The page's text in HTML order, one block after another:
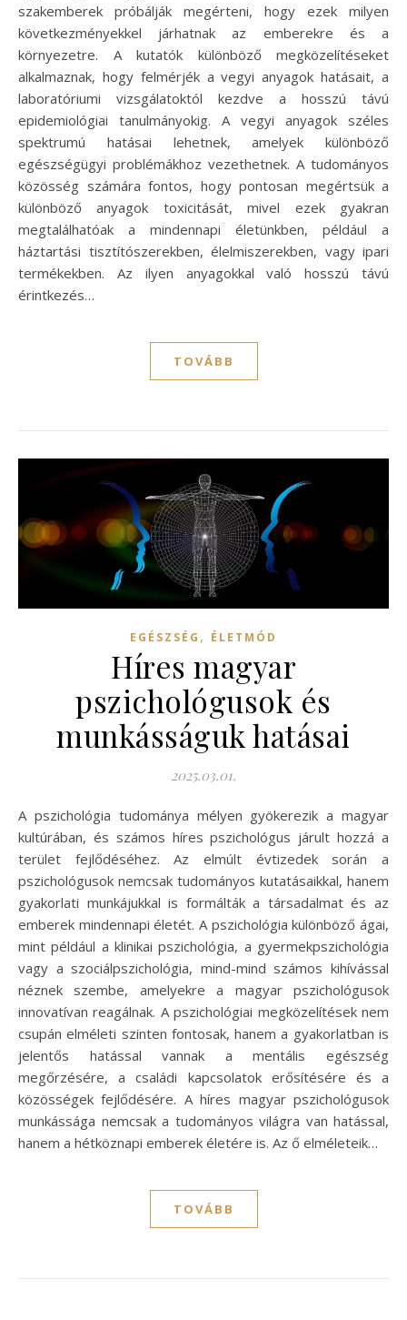
szakemberek próbálják megérteni, hogy ezek milyen
következményekkel járhatnak az emberekre és a
környezetre. A kutatók különböző megközelítéseket
alkalmaznak, hogy felmérjék a vegyi anyagok hatásait, a
laboratóriumi vizsgálatoktól kezdve a hosszú távú
epidemiológiai tanulmányokig. A vegyi anyagok széles
spektrumú hatásai lehetnek, amelyek különböző
egészségügyi problémákhoz vezethetnek. A tudományos
közösség számára fontos, hogy pontosan megértsük a
különböző anyagok toxicitását, mivel ezek gyakran
megtalálhatóak a mindennapi életünkben, például a
háztartási tisztítószerekben, élelmiszerekben, vagy ipari
termékekben. Az ilyen anyagokkal való hosszú távú
érintkezés…
TOVÁBB
EGÉSZSÉG , ÉLETMÓD
Híres magyar
pszichológusok és
munkásságuk hatásai
2025.03.01.
A pszichológia tudománya mélyen gyökerezik a magyar
kultúrában, és számos híres pszichológus járult hozzá a
terület fejlődéséhez. Az elmúlt évtizedek során a
pszichológusok nemcsak tudományos kutatásaikkal, hanem
gyakorlati munkájukkal is formálták a társadalmat és az
emberek mindennapi életét. A pszichológia különböző ágai,
mint például a klinikai pszichológia, a gyermekpszichológia
vagy a szociálpszichológia, mind-mind számos kihívással
néznek szembe, amelyekre a magyar pszichológusok
innovatívan reagálnak. A pszichológiai megközelítések nem
csupán elméleti szinten fontosak, hanem a gyakorlatban is
jelentős hatással vannak a mentális egészség
megőrzésére, a családi kapcsolatok erősítésére és a
közösségek fejlődésére. A híres magyar pszichológusok
munkássága nemcsak a tudományos világra van hatással,
hanem a hétköznapi emberek életére is. Az ő elméleteik…
TOVÁBB